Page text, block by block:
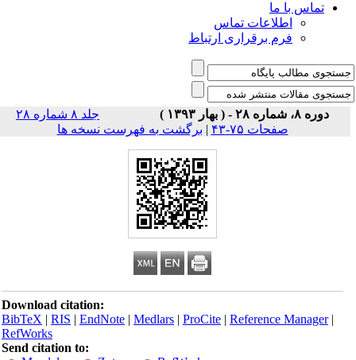
تماس با ما
اطلاعات تماس
فرم برقراری ارتباط
دوره ۸، شماره ۲۸ - ( بهار ۱۳۹۳ )
جلد ۸ شماره ۲۸
صفحات ۷۵-۴۳
|برگشت به فهرست نسخه ها
Download citation:
BibTeX|RIS|EndNote|Medlars|ProCite|Reference Manager
RefWorks
Send citation to: